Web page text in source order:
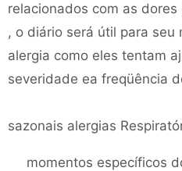
relacionados com as
, o diário será útil para seu
alergia como eles tentam
severidade ea freqüência
sazonais alergias
momentos específicos